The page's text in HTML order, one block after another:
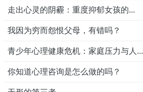
走出心灵的阴霾：重度抑郁女孩的...
我因为穷而怨恨父母，有错吗？
青少年心理健康危机：家庭压力与人...
你知道心理咨询是怎么做的吗？